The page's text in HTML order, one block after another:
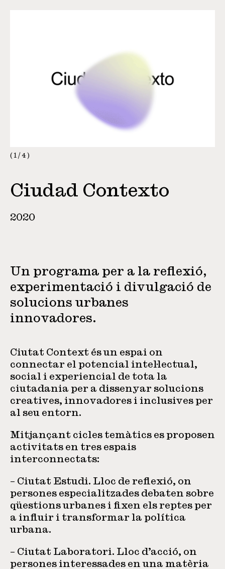
1 / 4
Ciudad Contexto
2020
Un programa per a la reflexió,
experimentació i divulgació de
solucions urbanes
innovadores.
Ciutat Context és un espai on
connectar el potencial intel·lectual,
social i experiencial de tota la
ciutadania per a dissenyar solucions
creatives, innovadores i inclusives per
al seu entorn.
Mitjançant cicles temàtics es proposen
activitats en tres espais
interconnectats:
– Ciutat Estudi. Lloc de reflexió, on
persones especialitzades debaten sobre
qüestions urbanes i fixen els reptes per
a influir i transformar la política
urbana.
– Ciutat Laboratori. Lloc d’acció, on
persones interessades en una matèria